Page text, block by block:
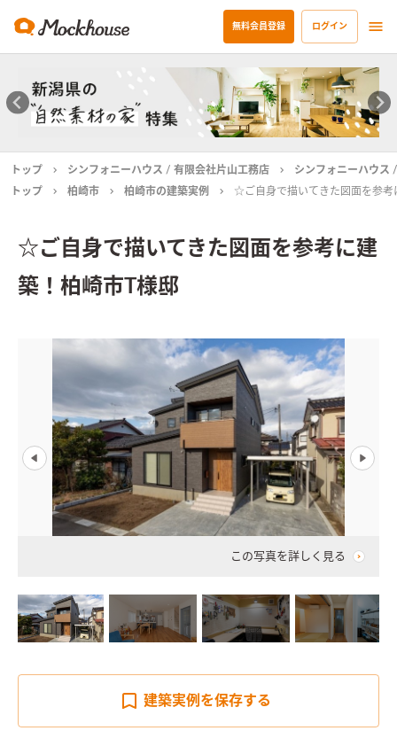
無料会員登録 ログイン
トップ シンフォニーハウス / 有限会社片山工務店
シンフォニーハウス
トップ
柏崎市 柏崎市の建築実例 ☆ご自身で描いてきた図面を参考
☆ご自身で描いてきた図面を参考に建
築！柏崎市T様邸
この写真を詳しく見る
建築実例を保存する